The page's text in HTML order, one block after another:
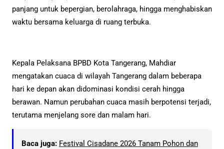
panjang untuk bepergian, berolahraga, hingga menghabiskan
waktu bersama keluarga di ruang terbuka.
Kepala Pelaksana BPBD Kota Tangerang, Mahdiar
mengatakan cuaca di wilayah Tangerang dalam beberapa
hari ke depan akan didominasi kondisi cerah hingga
berawan. Namun perubahan cuaca masih berpotensi terjadi,
terutama menjelang sore dan malam hari.
Baca juga: Festival Cisadane 2026 Tanam Pohon dan